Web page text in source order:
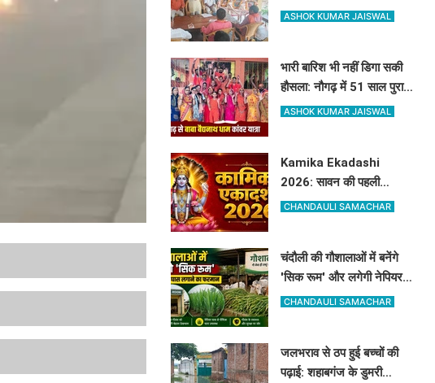
12 अगस्त तक लहराएगा हर
ASHOK KUMAR JAISWAL
भारी बारिश भी नहीं डिगा सकी
हौसला: नौगढ़ में 51 साल पुरानी
परंपरा निभाने के लिए 100 से
ASHOK KUMAR JAISWAL
Kamika Ekadashi
2026: सावन की पहली
एकादशी 8 या 9 अगस्त कब है?
CHANDAULI SAMACHAR
चंदौली की गौशालाओं में बनेंगे
'सिक रूम' और लगेगी नेपियर
घास: डीएम ने अफसरों को दी 1
CHANDAULI SAMACHAR
जलभराव से ठप हुई बच्चों की
पढ़ाई: शहाबगंज के डुमरी